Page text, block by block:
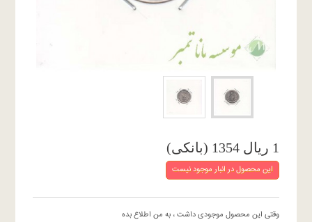
1 ریال 1354 (بانکی)
این محصول در انبار موجود نیست
وقتی این محصول موجودی داشت ، به من اطلاع بده